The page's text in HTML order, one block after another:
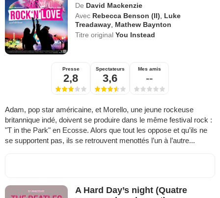
De David Mackenzie
Avec Rebecca Benson (II)
Luke
Treadaway Mathew Baynton
Titre originalYou Instead
Presse
2,8
Spectateurs
3,6
Mes amis
--
Adam, pop star américaine, et Morello, une jeune rockeuse
britannique indé, doivent se produire dans le même festival rock :
"T in the Park" en Ecosse. Alors que tout les oppose et qu’ils ne
se supportent pas, ils se retrouvent menottés l’un à l’autre...
A Hard Day’s night (Quatre